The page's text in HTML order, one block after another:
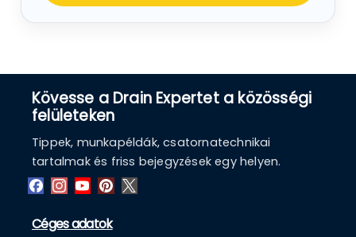
Kövesse a Drain Expertet a közösségi
felületeken
Tippek, munkapéldák, csatornatechnikai
tartalmak és friss bejegyzések egy helyen.
Céges adatok